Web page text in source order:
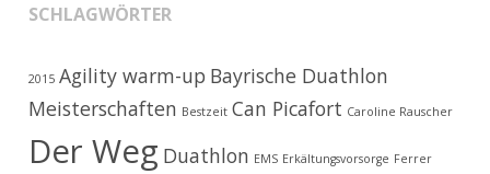
SCHLAGWÖRTER
2015 Agility warm-up Bayrische Duathlon
Meisterschaften Bestzeit Can Picafort Caroline Rauscher
Der Weg Duathlon EMS Erkältungsvorsorge Ferrer